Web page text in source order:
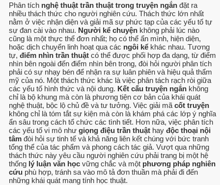
Phân tích nghệ thuật trần thuật trong truyện ngắn đặt ra
nhiều thách thức cho người nghiên cứu. Thách thức lớn nhất
nằm ở việc nhận diện và giải mã sự phức tạp của các yếu tố tự
sự đan cài vào nhau. Người kể chuyện không phải lúc nào
cũng là một thực thể đơn nhất; họ có thể ẩn mình, hiện diện,
hoặc dịch chuyển linh hoạt qua các ngôi kể khác nhau. Tương
tự, điểm nhìn trần thuật có thể được phối hợp đa dạng, từ điểm
nhìn bên ngoài đến điểm nhìn bên trong, đòi hỏi người phân tích
phải có sự nhạy bén để nhận ra sự luân phiên và hiệu quả thẩm
mỹ của nó. Một thách thức khác là việc phân tách rạch ròi giữa
các yếu tố hình thức và nội dung. Kết cấu truyện ngắn không
chỉ là bộ khung mà còn là phương tiện cơ bản của khái quát
nghệ thuật, bộc lộ chủ đề và tư tưởng. Việc giải mã cốt truyện
không chỉ là tóm tắt sự kiện mà còn là khám phá các lớp ý nghĩa
ẩn sâu trong cách tổ chức các tình tiết. Hơn nữa, việc phân tích
các yếu tố vi mô như giọng điệu trần thuật hay độc thoại nội
tâm đòi hỏi sự tinh tế và khả năng liên kết chúng với bức tranh
tổng thể của tác phẩm và phong cách tác giả. Vượt qua những
thách thức này yêu cầu người nghiên cứu phải trang bị một hệ
thống lý luận văn học vững chắc và một phương pháp nghiên
cứu phù hợp, tránh sa vào mô tả đơn thuần mà phải đi đến
những khái quát mang tính học thuật.